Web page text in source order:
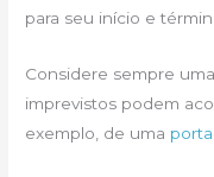
para seu início e
Considere sempre
imprevistos podem
exemplo, de uma